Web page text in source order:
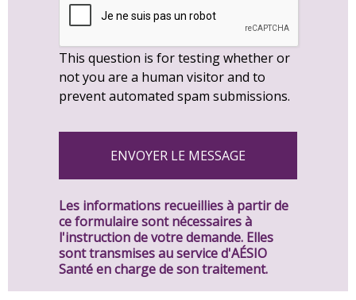
This question is for testing whether or
not you are a human visitor and to
prevent automated spam submissions.
Les informations recueillies à partir de
ce formulaire sont nécessaires à
l'instruction de votre demande. Elles
sont transmises au service d'AÉSIO
Santé en charge de son traitement.